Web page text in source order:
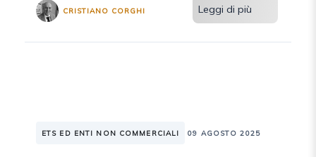
CRISTIANO CORGHI Leggi di più
ETS ED ENTI NON COMMERCIALI 09 AGOSTO 2025